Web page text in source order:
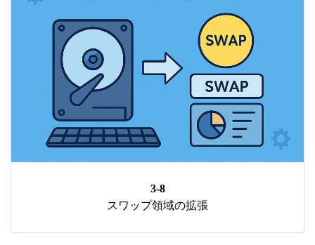
3-8
スワップ領域の拡張